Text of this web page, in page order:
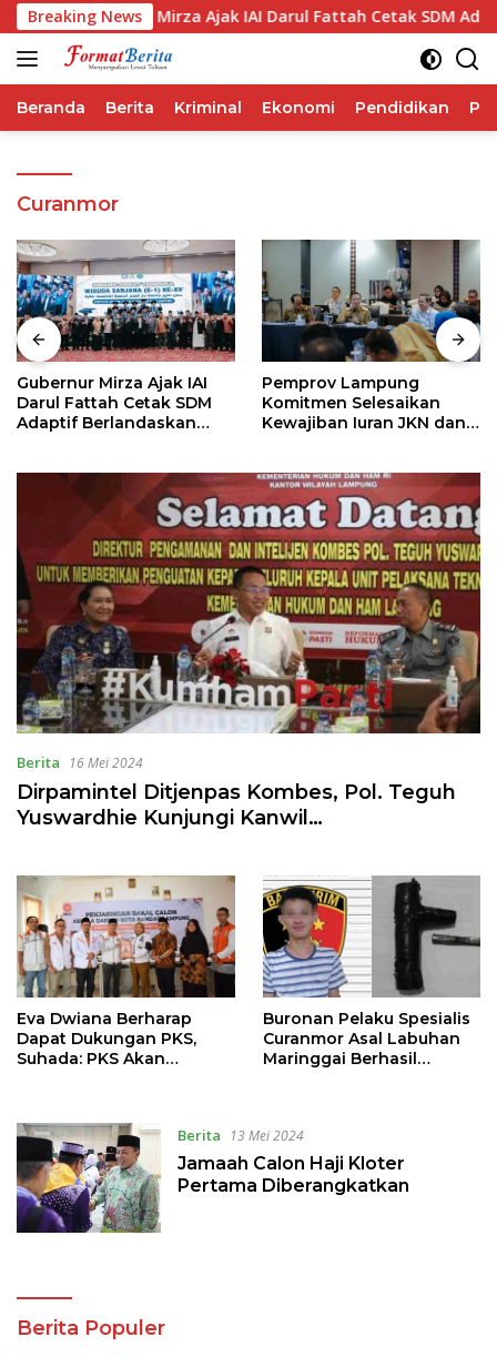
Langsung
ke
konten
Breaking News
Gubernur Mirza Ajak IAI Darul Fattah Cetak SDM Adaptif
Beranda Berita Kriminal Ekonomi Pendidikan
Curanmor
Gubernur Mirza Ajak IAI
Darul Fattah Cetak SDM
Adaptif Berlandaskan
Pemprov Lampung
Komitmen Selesaikan
Kewajiban Iuran JKN dan
Kesehatan
Berita 16 Mei 2024
Dirpamintel Ditjenpas Kombes, Pol. Teguh
Yuswardhie Kunjungi Kanwil
Eva Dwiana Berharap
Dapat Dukungan PKS,
Suhada: PKS Akan
berkomitmen
Mensejahterakan
Masyarakat
Buronan Pelaku Spesialis
Curanmor Asal Labuhan
Maringgai Berhasil
Berita 13 Mei 2024
Jamaah Calon Haji Kloter
Pertama Diberangkatkan
Berita Populer